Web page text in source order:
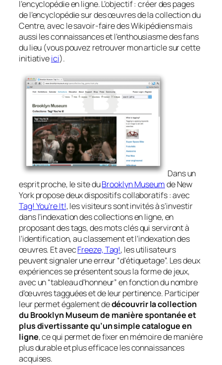
l’encyclopédie en ligne. L’objectif : créer des pages
de l’encyclopédie sur des œuvres de la collection du
Centre, avec le savoir-faire des Wikipédiens mais
aussi les connaissances et l’enthousiasme des fans
du lieu (vous pouvez retrouver mon article sur cette
initiativeici).
Dans un
esprit proche, le site duBrooklyn Museumde New
York propose deux dispositifs collaboratifs : avec
Tag! You’re It!, les visiteurs sont invités à s’investir
dans l’indexation des collections en ligne, en
proposant des tags, des mots clés qui serviront à
l’identification, au classement et l’indexation des
œuvres. Et avecFreeze, Tag!, les utilisateurs
peuvent signaler une erreur “d’étiquetage”. Les deux
expériences se présentent sous la forme de jeux,
avec un “tableau d’honneur” en fonction du nombre
d’œuvres tagguées et de leur pertinence. Participer
leur permet également dedécouvrir la collection
du Brooklyn Museum de manière spontanée et
plus divertissante qu’un simple catalogue en
ligne, ce qui permet de fixer en mémoire de manière
plus durable et plus efficace les connaissances
acquises.